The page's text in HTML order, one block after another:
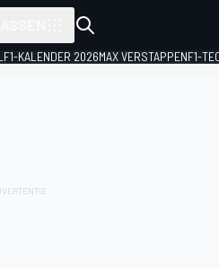
F1-KALENDER 2026MAX VERSTAPPENF1-